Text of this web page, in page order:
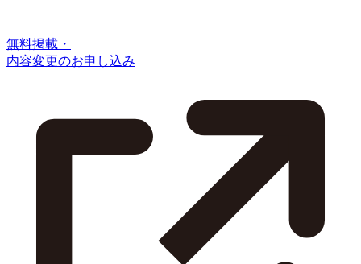
無料掲載・
内容変更のお申し込み